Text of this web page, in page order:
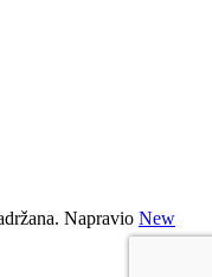
Napravio New